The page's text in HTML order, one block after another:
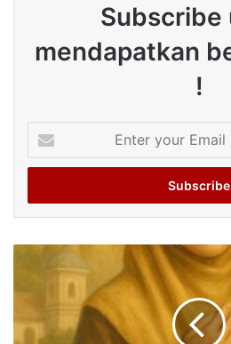
Subscribe
mendapatkan
!
your
Email